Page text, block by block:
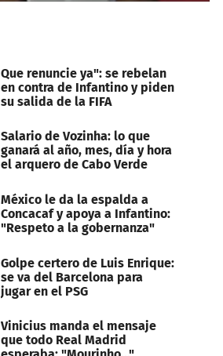
Que renuncie ya": se rebelan
en contra de Infantino y piden
su salida de la FIFA
Salario de Vozinha: lo que
ganará al año, mes, día y hora
el arquero de Cabo Verde
México le da la espalda a
Concacaf y apoya a Infantino:
"Respeto a la gobernanza"
Golpe certero de Luis Enrique:
se va del Barcelona para
jugar en el PSG
Vinicius manda el mensaje
que todo Real Madrid